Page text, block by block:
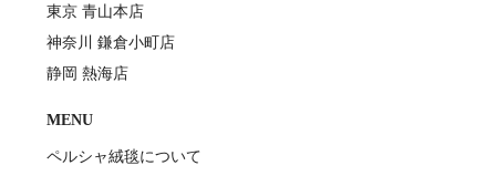
東京 青山本店
神奈川 鎌倉小町店
静岡 熱海店
MENU
ペルシャ絨毯について